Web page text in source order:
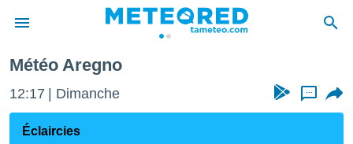
de
Météo Aregno
12:17 Dimanche ...
Éclaircies